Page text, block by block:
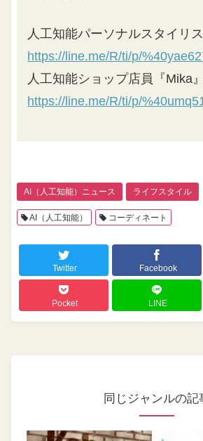
人工知能パーソナルスタイリ
https://line.me/R/ti/p/
人工知能ショップ店員『Mika
https://line.me/R/ti/p/
AI（人工知能）ニュース ライフスタイル
AI（人工知能） コーディネート
Twitter Facebook
Pocket LINE
同じジャンルの記